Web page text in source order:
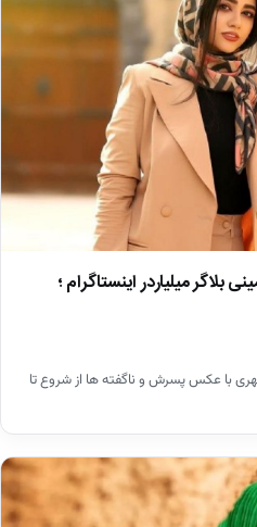
بلاگر میلیاردر اینستاگرام ؛
با عکس پسرش و ناگفته ها از شروع تا